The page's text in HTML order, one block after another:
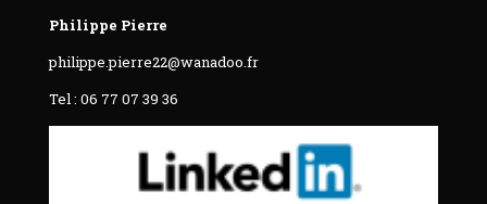
Philippe Pierre
philippe.pierre22@wanadoo.fr
Tel : 06 77 07 39 36‬